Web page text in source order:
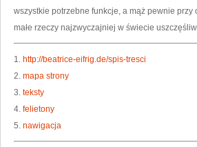
wszystkie potrzebne funkcje, a mąż pewnie
małe rzeczy najzwyczajniej w świecie
1. http://beatrice-eifrig.de/spis-tresci
2. mapa strony
3. teksty
4. felietony
5. nawigacja